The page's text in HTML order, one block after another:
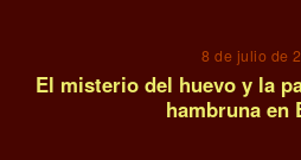
8 de julio de
El misterio del huevo y la
hambruna en